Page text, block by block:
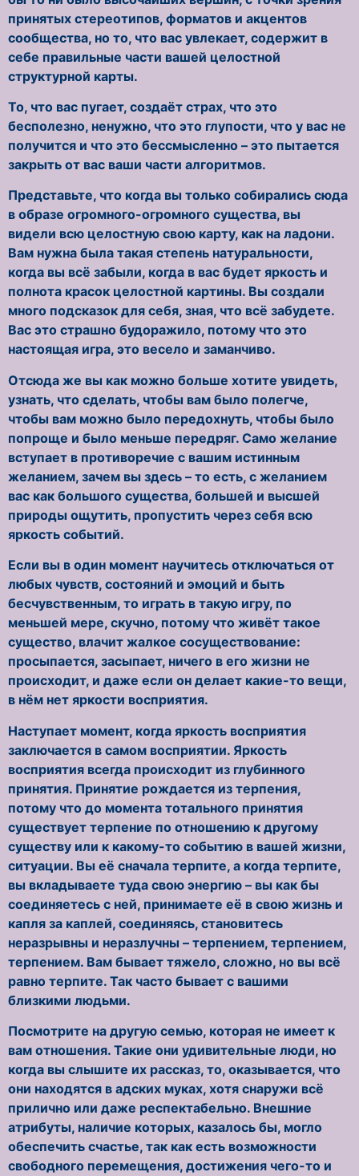
принятых стереотипов, форматов и акцентов
сообщества, но то, что вас увлекает, содержит в
себе правильные части вашей целостной
структурной карты.
То, что вас пугает, создаёт страх, что это
бесполезно, ненужно, что это глупости, что у вас не
получится и что это бессмысленно – это пытается
закрыть от вас ваши части алгоритмов.
Представьте, что когда вы только собирались сюда
в образе огромного-огромного существа, вы
видели всю целостную свою карту, как на ладони.
Вам нужна была такая степень натуральности,
когда вы всё забыли, когда в вас будет яркость и
полнота красок целостной картины. Вы создали
много подсказок для себя, зная, что всё забудете.
Вас это страшно будоражило, потому что это
настоящая игра, это весело и заманчиво.
Отсюда же вы как можно больше хотите увидеть,
узнать, что сделать, чтобы вам было полегче,
чтобы вам можно было передохнуть, чтобы было
попроще и было меньше передряг. Само желание
вступает в противоречие с вашим истинным
желанием, зачем вы здесь – то есть, с желанием
вас как большого существа, большей и высшей
природы ощутить, пропустить через себя всю
яркость событий.
Если вы в один момент научитесь отключаться от
любых чувств, состояний и эмоций и быть
бесчувственным, то играть в такую игру, по
меньшей мере, скучно, потому что живёт такое
существо, влачит жалкое сосуществование:
просыпается, засыпает, ничего в его жизни не
происходит, и даже если он делает какие-то вещи,
в нём нет яркости восприятия.
Наступает момент, когда яркость восприятия
заключается в самом восприятии. Яркость
восприятия всегда происходит из глубинного
принятия. Принятие рождается из терпения,
потому что до момента тотального принятия
существует терпение по отношению к другому
существу или к какому-то событию в вашей жизни,
ситуации. Вы её сначала терпите, а когда терпите,
вы вкладываете туда свою энергию – вы как бы
соединяетесь с ней, принимаете её в свою жизнь и
капля за каплей, соединяясь, становитесь
неразрывны и неразлучны – терпением, терпением,
терпением. Вам бывает тяжело, сложно, но вы всё
равно терпите. Так часто бывает с вашими
близкими людьми.
Посмотрите на другую семью, которая не имеет к
вам отношения. Такие они удивительные люди, но
когда вы слышите их рассказ, то, оказывается, что
они находятся в адских муках, хотя снаружи всё
прилично или даже респектабельно. Внешние
атрибуты, наличие которых, казалось бы, могло
обеспечить счастье, так как есть возможности
свободного перемещения, достижения чего-то и